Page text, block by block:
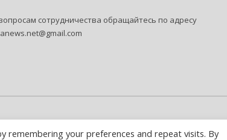
сотрудничества обращайтесь по адресу
remembering your preferences and repeat visits. By